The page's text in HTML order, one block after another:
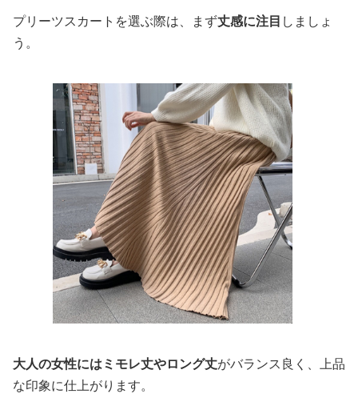
プリーツスカートを選ぶ際は、まず丈感に注目 しましょ
う。
大人の女性にはミモレ丈やロング丈がバランス良く、上品
な印象に仕上がります。